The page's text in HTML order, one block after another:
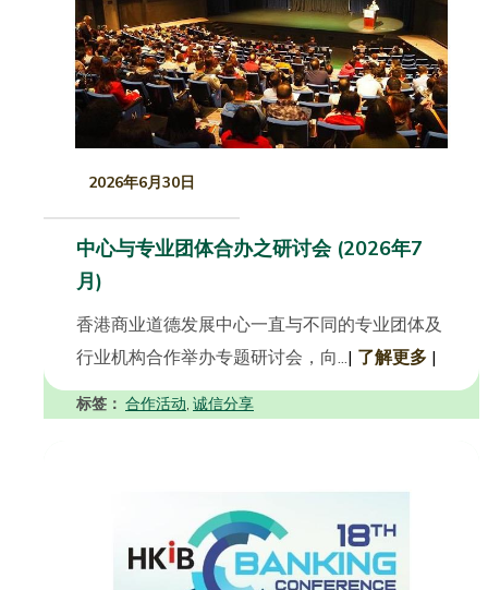
2026年6月30日
中心与专业团体合办之研讨会 (2026年7
月)
香港商业道德发展中心一直与不同的专业团体及
行业机构合作举办专题研讨会，向...| 了解更多 |
标签： 合作活动, 诚信分享